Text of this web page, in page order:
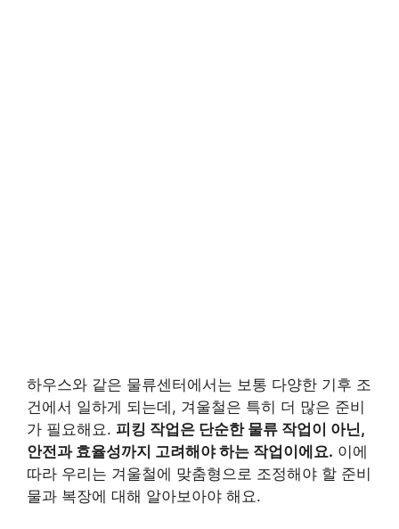
하우스와 같은 물류센터에서는 보통 다양한 기후 조
건에서 일하게 되는데, 겨울철은 특히 더 많은 준비
가 필요해요. 피킹 작업은 단순한 물류 작업이 아닌,
안전과 효율성까지 고려해야 하는 작업이에요. 이에
따라 우리는 겨울철에 맞춤형으로 조정해야 할 준비
물과 복장에 대해 알아보아야 해요.